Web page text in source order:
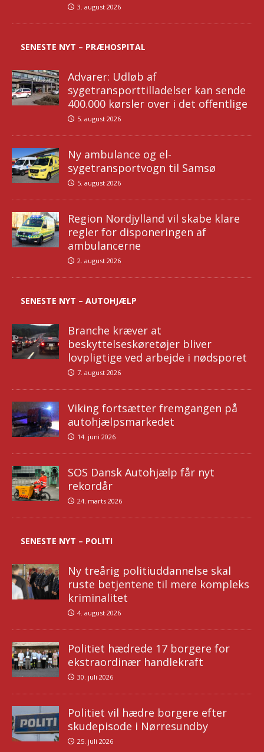
3. august 2026
SENESTE NYT – PRÆHOSPITAL
Advarer: Udløb af
sygetransporttilladelser kan sende
400.000 kørsler over i det offentlige
5. august 2026
Ny ambulance og el-
sygetransportvogn til Samsø
5. august 2026
Region Nordjylland vil skabe klare
regler for disponeringen af
ambulancerne
2. august 2026
SENESTE NYT – AUTOHJÆLP
Branche kræver at
beskyttelseskøretøjer bliver
lovpligtige ved arbejde i nødsporet
7. august 2026
Viking fortsætter fremgangen på
autohjælpsmarkedet
14. juni 2026
SOS Dansk Autohjælp får nyt
rekordår
24. marts 2026
SENESTE NYT – POLITI
Ny treårig politiuddannelse skal
ruste betjentene til mere kompleks
kriminalitet
4. august 2026
Politiet hædrede 17 borgere for
ekstraordinær handlekraft
30. juli 2026
Politiet vil hædre borgere efter
skudepisode i Nørresundby
25. juli 2026